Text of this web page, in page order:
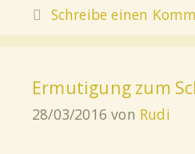
Schreibe einen
Ermutigung zum
28/03/2016 von Rudi